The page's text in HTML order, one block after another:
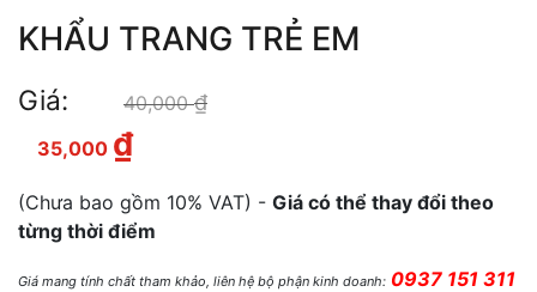
KHẨU TRANG TRẺ EM
Giá: 40,000₫
35,000 ₫
(Chưa bao gồm 10% VAT) - Giá có thể thay đổi theo
từng thời điểm
Giá mang tính chất tham khảo, liên hệ bộ phận kinh doanh: 0937 151 311